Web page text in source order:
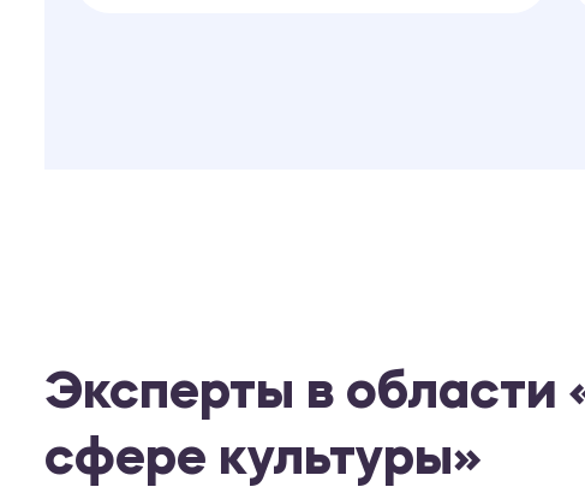
Эксперты в области
сфере культуры»